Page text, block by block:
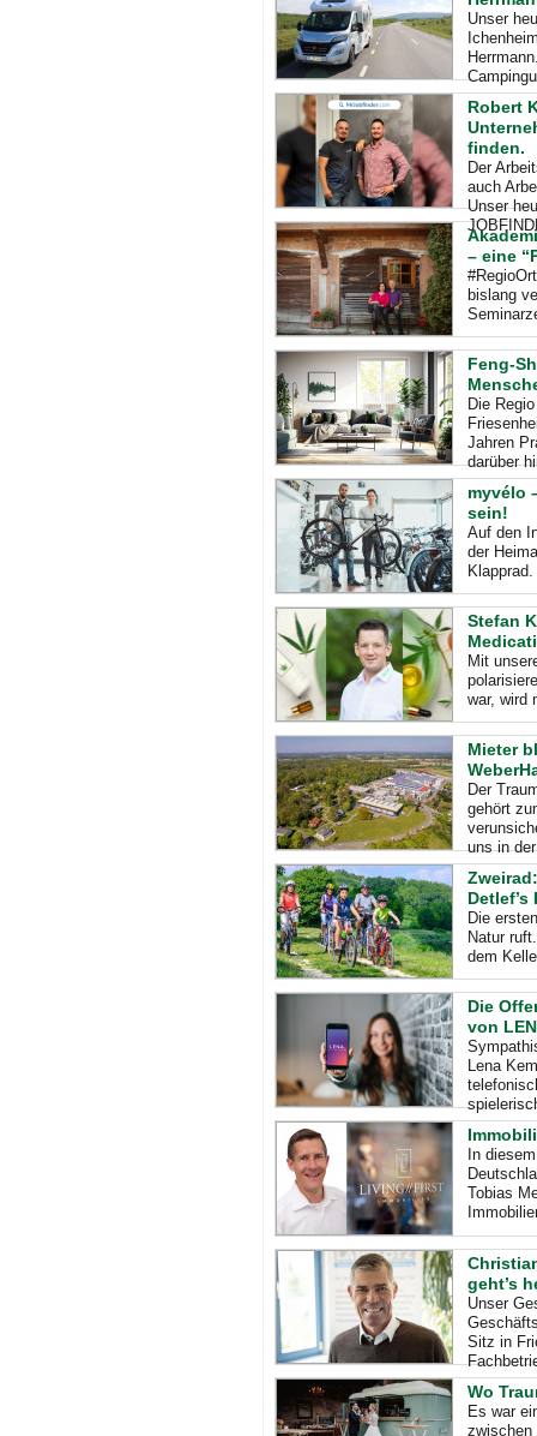
Unser
Robert
finden.
Der
auch
Unser
– eine
bislang
Feng-
Die
Jahren
darüber
myvélo
sein!
Auf den
der
Stefan
Mit
war, wird
Mieter
Der
gehört
uns in
Die
Natur
dem
Die
von
Lena
In
Tobias
geht’s
Unser
Sitz in
Wo
Es war
zwischen